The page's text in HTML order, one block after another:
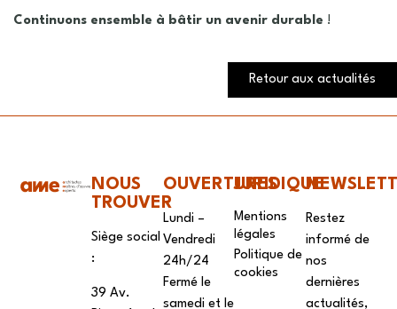
Continuons ensemble à bâtir un avenir durable !
Retour aux actualités
NOUS
TROUVER
Siège social
:
39 Av.
OUVERTURES
Lundi –
Vendredi
24h/24
Fermé le
samedi et le
JURIDIQUE
Mentions
légales
Politique de
cookies
Restez
informé de
nos
dernières
actualités,